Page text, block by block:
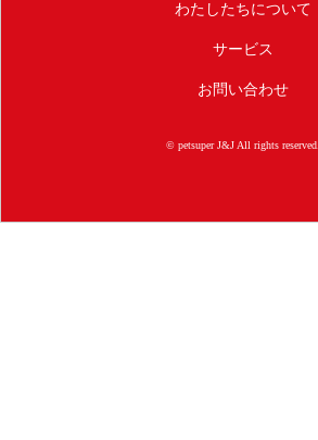
わたしたちについて
サービス
お問い合わせ
© petsuper J&J All rights reserved.